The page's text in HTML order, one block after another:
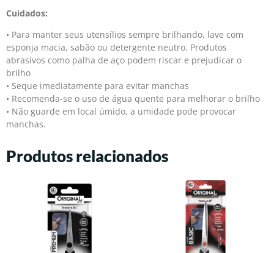
Cuidados:
• Para manter seus utensílios sempre brilhando, lave com
esponja macia, sabão ou detergente neutro. Produtos
abrasivos como palha de aço podem riscar e prejudicar o
brilho
• Seque imediatamente para evitar manchas
• Recomenda-se o uso de água quente para melhorar o brilho
• Não guarde em local úmido, a umidade pode provocar
manchas.
Produtos relacionados